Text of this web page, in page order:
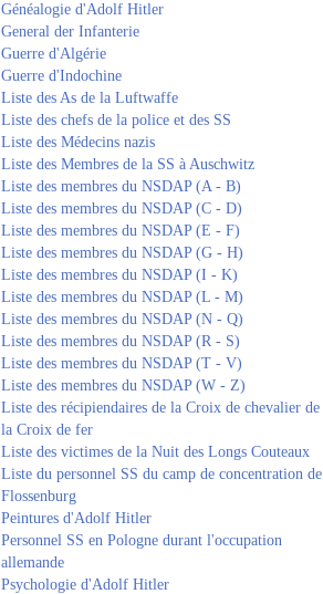
Généalogie d'Adolf Hitler
General der Infanterie
Guerre d'Algérie
Guerre d'Indochine
Liste des As de la Luftwaffe
Liste des chefs de la police et des SS
Liste des Médecins nazis
Liste des Membres de la SS à Auschwitz
Liste des membres du NSDAP (A - B)
Liste des membres du NSDAP (C - D)
Liste des membres du NSDAP (E - F)
Liste des membres du NSDAP (G - H)
Liste des membres du NSDAP (I - K)
Liste des membres du NSDAP (L - M)
Liste des membres du NSDAP (N - Q)
Liste des membres du NSDAP (R - S)
Liste des membres du NSDAP (T - V)
Liste des membres du NSDAP (W - Z)
Liste des récipiendaires de la Croix de chevalier de
la Croix de fer
Liste des victimes de la Nuit des Longs Couteaux
Liste du personnel SS du camp de concentration de
Flossenburg
Peintures d'Adolf Hitler
Personnel SS en Pologne durant l'occupation
allemande
Psychologie d'Adolf Hitler